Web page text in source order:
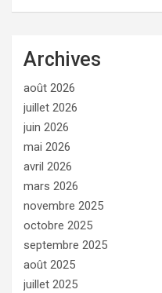
Archives
août 2026
juillet 2026
juin 2026
mai 2026
avril 2026
mars 2026
novembre 2025
octobre 2025
septembre 2025
août 2025
juillet 2025